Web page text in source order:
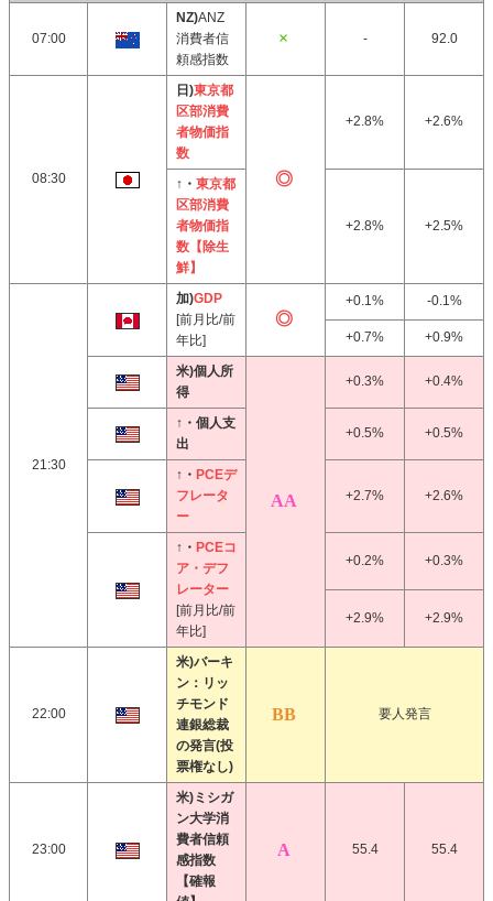
07:00
NZ)ANZ
消費者信
頼感指数
- 92.0
08:30
日)東京都
区部消費
者物価指
数
+2.8% +2.6%
↑・ 東京都
区部消費
者物価指
数【除生
鮮】
+2.8% +2.5%
21:30
加)GDP
[前月比/前
年比]
+0.1% -0.1%
+0.7% +0.9%
米)個人所
得
+0.3% +0.4%
↑・個人支
出
+0.5% +0.5%
↑・ PCEデ
フレータ
ー
+2.7% +2.6%
↑・ PCEコ
ア・デフ
レーター
[前月比/前
年比]
+0.2% +0.3%
+2.9% +2.9%
22:00
米)バーキ
ン：リッ
チモンド
連銀総裁
の発言(投
票権なし)
要人発言
23:00
米)ミシガ
ン大学消
費者信頼
感指数
【確報
55.4 55.4